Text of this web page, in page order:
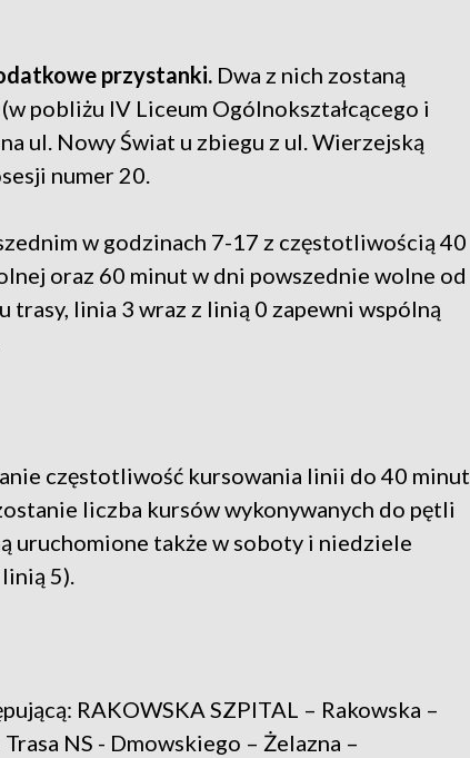
przystanki. Dwa z nich zostaną
pobliżu IV Liceum Ogólnokształcącego i
ul. Nowy Świat u zbiegu z ul. Wierzejską
numer 20.
w godzinach 7-17 z częstotliwością 40
oraz 60 minut w dni powszednie wolne od
trasy, linia 3 wraz z linią 0 zapewni wspólną
częstotliwość kursowania linii do 40 minut
liczba kursów wykonywanych do pętli
uruchomione także w soboty i niedziele
5).
RAKOWSKA SZPITAL – Rakowska –
NS - Dmowskiego – Żelazna –